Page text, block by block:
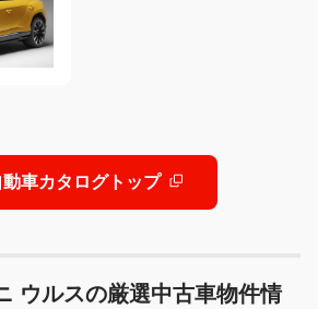
動車カタログトップ
ウルスの厳選中古車物件情